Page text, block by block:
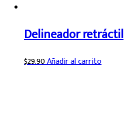
Delineador retráctil
$29.90Añadir al carrito